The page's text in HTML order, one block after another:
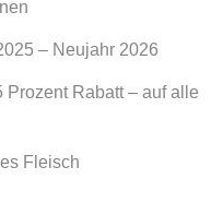
– Neujahr 2026
Prozent Rabatt – auf alle
Fleisch